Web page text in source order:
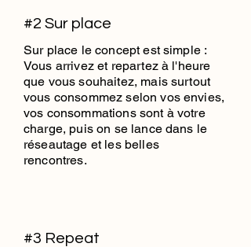
#2 Sur place
Sur place le concept est simple :
Vous arrivez et repartez à l'heure
que vous souhaitez, mais surtout
vous consommez selon vos envies,
vos consommations sont à votre
charge, puis on se lance dans le
réseautage et les belles
rencontres.
#3 Repeat